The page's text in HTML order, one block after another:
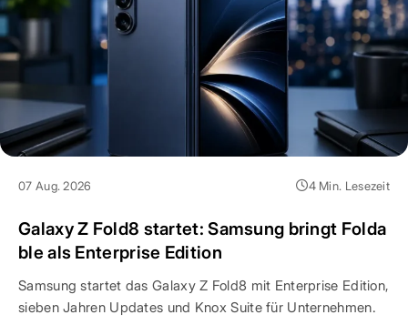
07 Aug. 2026 4 Min. Lesezeit
Galaxy Z Fold8 startet: Samsung bringt Folda
ble als Enterprise Edition
Samsung startet das Galaxy Z Fold8 mit Enterprise Edition,
sieben Jahren Updates und Knox Suite für Unternehmen.